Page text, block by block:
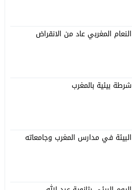
النعام المغربي عاد من الانقراض
شرطة بيئية بالمغرب
البيئة في مدارس المغرب وجامعاته